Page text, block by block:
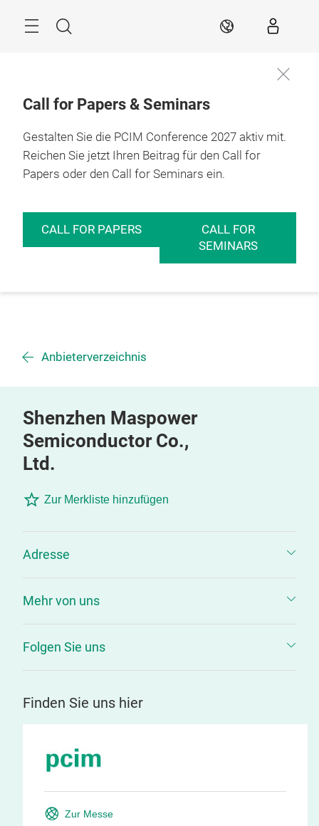
Suche DE
Call for Papers & Seminars
Gestalten Sie die PCIM Conference 2027 aktiv mit.
Reichen Sie jetzt Ihren Beitrag für den Call for
Papers oder den Call for Seminars ein.
CALL FOR PAPERS
CALL FOR
SEMINARS
Anbieterverzeichnis
Shenzhen Maspower
Semiconductor Co.,
Ltd.
Zur Merkliste hinzufügen
Adresse
Mehr von uns
Folgen Sie uns
Finden Sie uns hier
Zur Messe